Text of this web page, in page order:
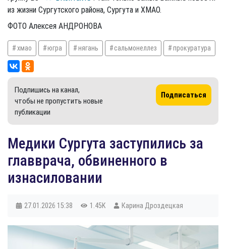
из жизни Сургутского района, Сургута и ХМАО.
ФОТО Алексея АНДРОНОВА
хмао югра нягань сальмонеллез прокуратура
Подпишись на канал,
чтобы не пропустить новые
публикации
Подписаться
Медики Сургута заступились за
главврача, обвиненного в
изнасиловании
27.01.2026 15:38 1.45K Карина Дроздецкая